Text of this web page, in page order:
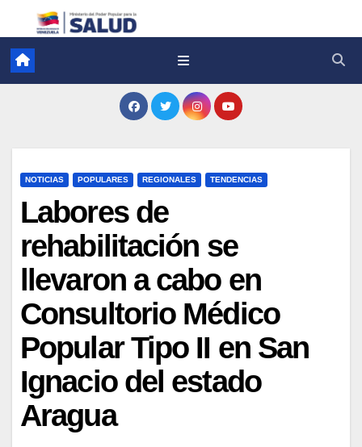
NOTICIAS POPULARES REGIONALES TENDENCIAS
Labores de
rehabilitación se
llevaron a cabo en
Consultorio Médico
Popular Tipo II en San
Ignacio del estado
Aragua